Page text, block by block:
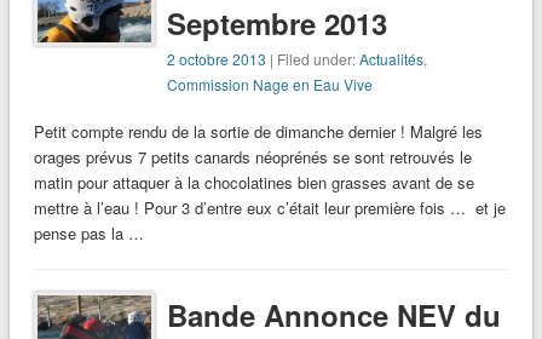
Septembre 2013
2 octobre 2013 | Filed under:Actualités,
Commission Nage en Eau Vive
Petit compte rendu de la sortie de dimanche dernier ! Malgré les
orages prévus 7 petits canards néoprénés se sont retrouvés le
matin pour attaquer à la chocolatines bien grasses avant de se
mettre à l’eau ! Pour 3 d’entre eux c’était leur première fois … et je
pense pas la …
Bande Annonce NEV du